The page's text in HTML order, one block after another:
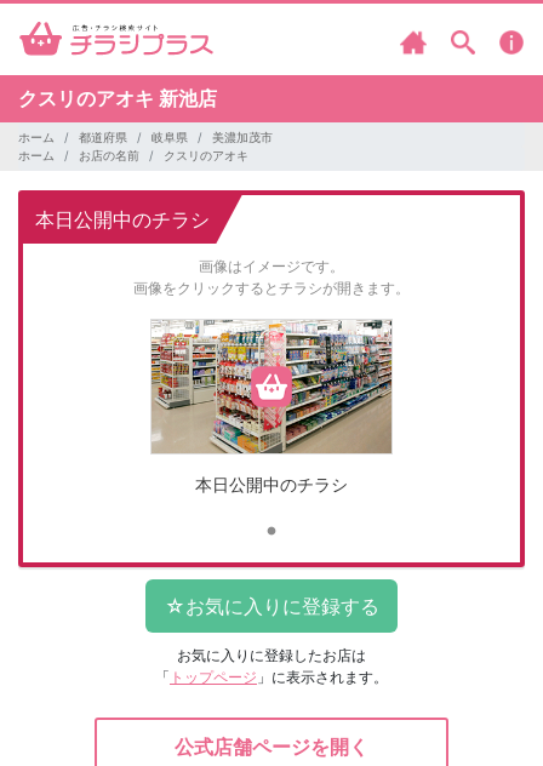
クスリのアオキ 新池店
ホーム 都道府県 岐阜県
美濃加茂市
ホーム
お店の名前 クスリのアオキ
本日公開中のチラシ
画像はイメージです。
画像をクリックするとチラシが開きます。
本日公開中のチラシ
お気に入りに登録したお店は
「 トップページ 」に表示されます。
公式店舗ページを開く